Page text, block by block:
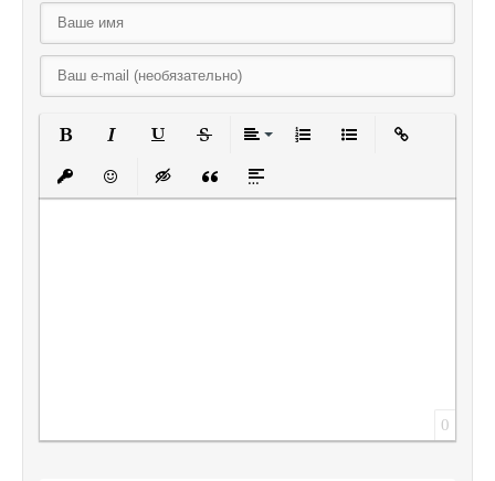
Полужирный
Курсив
Вставить защищенную ссылку
Вставить смайлик
Вставка скрытого текста
Вставка цитаты
Вставка спойлера
0